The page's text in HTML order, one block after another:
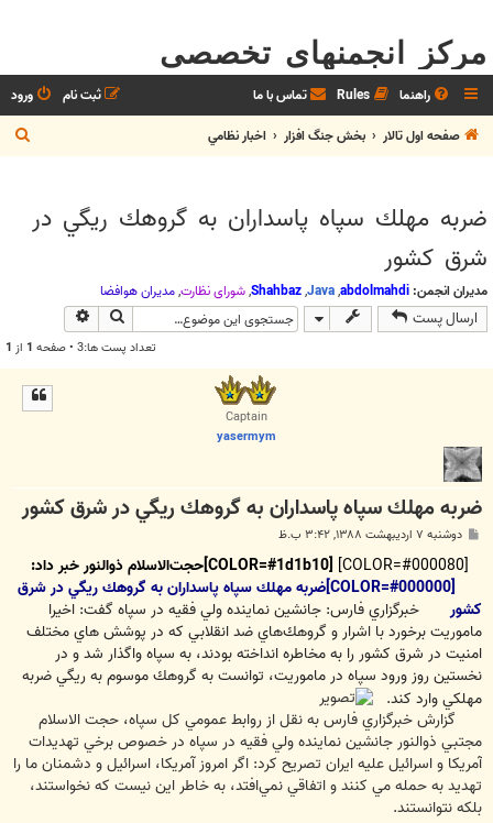
مرکز انجمنهای تخصصی
راهنما Rules تماس با ما ورود
ثبت نام
صفحه اول تالار
بخش جنگ افزار اخبار نظامي
س
ضربه مهلك سپاه پاسداران به گروهك ريگي در
شرق كشور
مدیران انجمن: abdolmahdi
,
Java
,
Shahbaz
,شوراي نظارت,مديران هوافضا
ارسال پست جستجو
تعداد پست ها:3 • صفحه 1 از 1
Captain
yasermym
ضربه مهلك سپاه پاسداران به گروهك ريگي در شرق كشور
ت
دوشنبه ۷ اردیبهشت ۱۳۸۸, ۳:۴۲ ب.ظ
[COLOR=#000080]
[COLOR=#1d1b10]حجت‌الاسلام ذوالنور خبر داد:
[COLOR=#000000]ضربه مهلك سپاه پاسداران به گروهك ريگي در شرق
كشور
خبرگزاري فارس: جانشين نماينده ولي فقيه در سپاه گفت: اخيرا
ماموريت برخورد با اشرار و گروهك‌هاي ضد انقلابي كه در پوشش هاي مختلف
امنيت در شرق كشور را به مخاطره انداخته بودند، به سپاه واگذار شد و در
نخستين روز ورود سپاه در ماموريت، توانست به گروهك موسوم به ريگي ضربه
مهلكي وارد كند.
گزارش خبرگزاري فارس به نقل از روابط عمومي كل سپاه، حجت الاسلام
مجتبي ذوالنور جانشين نماينده ولي فقيه در سپاه در خصوص برخي تهديدات
آمريكا و اسرائيل عليه ايران تصريح كرد: اگر امروز آمريكا، اسرائيل و دشمنان ما را
تهديد به حمله مي كنند و اتفاقي نمي‌افتد، به خاطر اين نيست كه نخواستند،
بلكه نتوانستند.